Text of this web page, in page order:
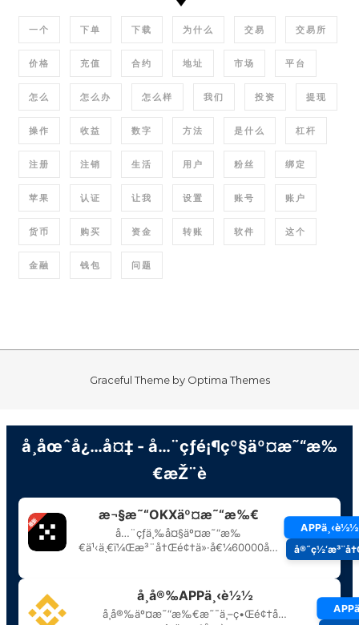
一个 下单 下载 为什么 交易 交易所
价格 充值 合约 地址 市场 平台
怎么 怎么办 怎么样 我们 投资 提现
操作 收益 数字 方法 是什么 杠杆
注册 注销 生活 用户 粉丝 绑定
苹果 认证 让我 设置 账号 账户
货币 购买 资金 转账 软件 这个
金融 钱包 问题
Graceful Theme by Optima Themes